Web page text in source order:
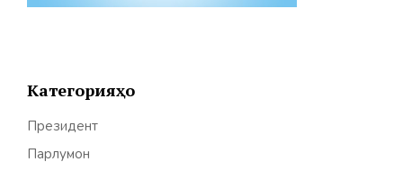
Категорияҳо
Президент
Парлумон